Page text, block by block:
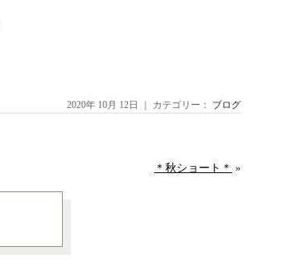
2020年 10月 12日 ｜ カテゴリー： ブログ
＊秋ショート＊ »